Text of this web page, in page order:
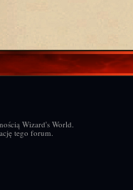
Wizard's World.
tego forum.